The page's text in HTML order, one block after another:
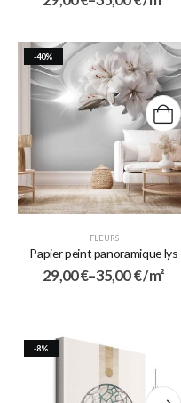
-40%
FLEURS
Papier peint panoramique lys
29,00€–35,00€/ m²
-8%